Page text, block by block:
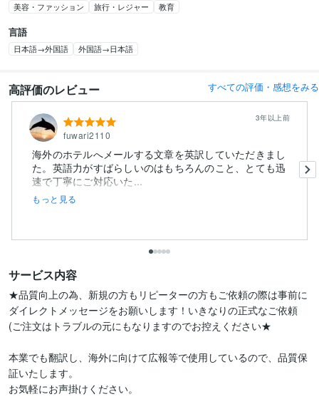
美容・ファッション 旅行・レジャー 教育
言語
日本語→外国語 外国語→日本語
高評価のレビュー すべての評価・感想をみる
fuwari2110
3年以上前
海外のホテルへメールする文章を英訳していただきまし
た。英語力がすばらしいのはもちろんのこと、とても迅
速で丁寧にご対応いた...
もっと見る
サービス内容
★品質向上の為、新規の方もリピーターの方もご依頼の際は事前に
ダイレクトメッセージをお願いします！いきなりの正式なご依頼
(ご注文はトラブルの元にもなりますのでお控えください★
本業でも翻訳し、海外に向けて広報等で使用しているので、品質保
証いたします。
お気軽にお声掛けください。